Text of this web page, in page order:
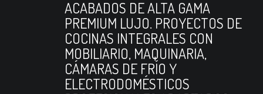
ACABADOS DE ALTA GAMA
PREMIUM LUJO. PROYECTOS DE
COCINAS INTEGRALES CON
MOBILIARIO, MAQUINARIA,
CÁMARAS DE FRÍO Y
ELECTRODOMÉSTICOS